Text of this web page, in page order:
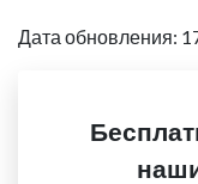
Дата обновления: